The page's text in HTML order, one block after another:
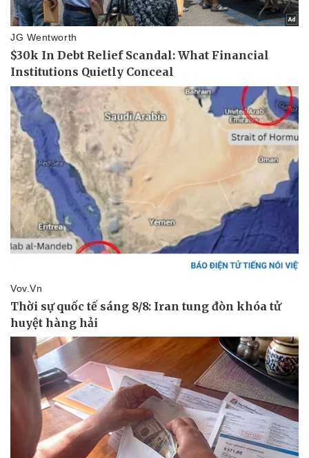
Thể thao
Bóng đá
Lịch thi đấu bóng đá
Thế giới thể thao
eSports
Hậu trường
Ô tô - Xe máy
Ô tô
Xe máy